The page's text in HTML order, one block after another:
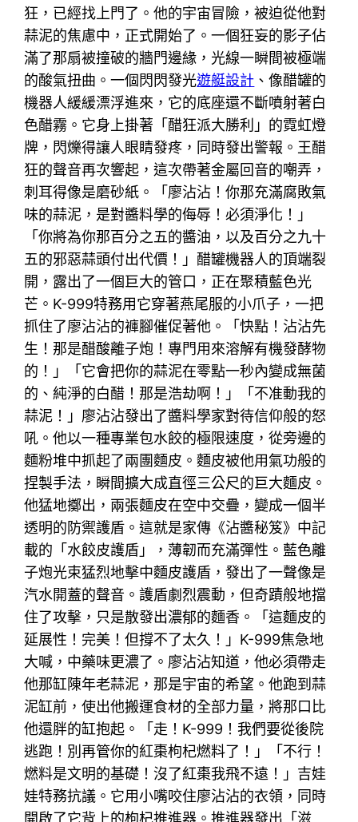
狂，已經找上門了。他的宇宙冒險，被迫從他對
蒜泥的焦慮中，正式開始了。一個狂妄的影子佔
滿了那扇被撞破的牆門邊緣，光線一瞬間被極端
的酸氣扭曲。一個閃閃發光遊艇設計 、像醋罐的
機器人緩緩漂浮進來，它的底座還不斷噴射著白
色醋霧。它身上掛著「醋狂派大勝利」的霓虹燈
牌，閃爍得讓人眼睛發疼，同時發出警報。王醋
狂的聲音再次響起，這次帶著金屬回音的嘲弄，
刺耳得像是磨砂紙。「廖沾沾！你那充滿腐敗氣
味的蒜泥，是對醬料學的侮辱！必須淨化！」
「你將為你那百分之五的醬油，以及百分之九十
五的邪惡蒜頭付出代價！」醋罐機器人的頂端裂
開，露出了一個巨大的管口，正在聚積藍色光
芒。K-999特務用它穿著燕尾服的小爪子，一把
抓住了廖沾沾的褲腳催促著他。「快點！沾沾先
生！那是醋酸離子炮！專門用來溶解有機發酵物
的！」「它會把你的蒜泥在零點一秒內變成無菌
的、純淨的白醋！那是浩劫啊！」「不准動我的
蒜泥！」廖沾沾發出了醬料學家對待信仰般的怒
吼。他以一種專業包水餃的極限速度，從旁邊的
麵粉堆中抓起了兩團麵皮。麵皮被他用氣功般的
捏製手法，瞬間擴大成直徑三公尺的巨大麵皮。
他猛地擲出，兩張麵皮在空中交疊，變成一個半
透明的防禦護盾。這就是家傳《沾醬秘笈》中記
載的「水餃皮護盾」，薄韌而充滿彈性。藍色離
子炮光束猛烈地擊中麵皮護盾，發出了一聲像是
汽水開蓋的聲音。護盾劇烈震動，但奇蹟般地擋
住了攻擊，只是散發出濃郁的麵香。「這麵皮的
延展性！完美！但撐不了太久！」K-999焦急地
大喊，中藥味更濃了。廖沾沾知道，他必須帶走
他那缸陳年老蒜泥，那是宇宙的希望。他跑到蒜
泥缸前，使出他搬運食材的全部力量，將那口比
他還胖的缸抱起。「走！K-999！我們要從後院
逃跑！別再管你的紅棗枸杞燃料了！」「不行！
燃料是文明的基礎！沒了紅棗我飛不遠！」吉娃
娃特務抗議。它用小嘴咬住廖沾沾的衣領，同時
開啟了它背上的枸杞推進器。推進器發出「滋